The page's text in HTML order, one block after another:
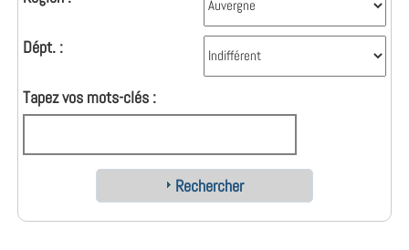
Dépt. :
Tapez vos mots-clés :
Rechercher